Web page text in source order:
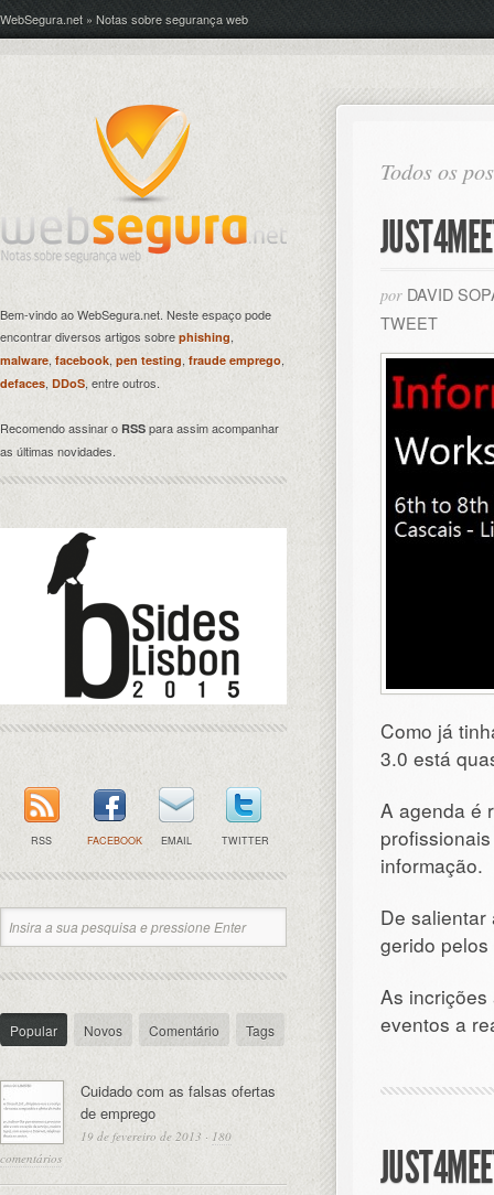
WebSegura.net » Notas sobre segurança web
Todos os
por DAVID
TWEET
Como já
3.0 está
A agenda é
informação.
De salientar
gerido
As
eventos a
Bem-vindo ao WebSegura.net. Neste espaço pode
encontrar diversos artigos sobre phishing,
malware, facebook, pen testing fraude emprego,
defaces, DDoS, entre outros.
Recomendo assinar o RSS para assim acompanhar
as últimas novidades.
RSS FACEBOOK EMAIL TWITTER
Popular Novos Comentário Tags
Cuidado com as falsas ofertas
de emprego
19 de fevereiro de 2013 · 180
comentários